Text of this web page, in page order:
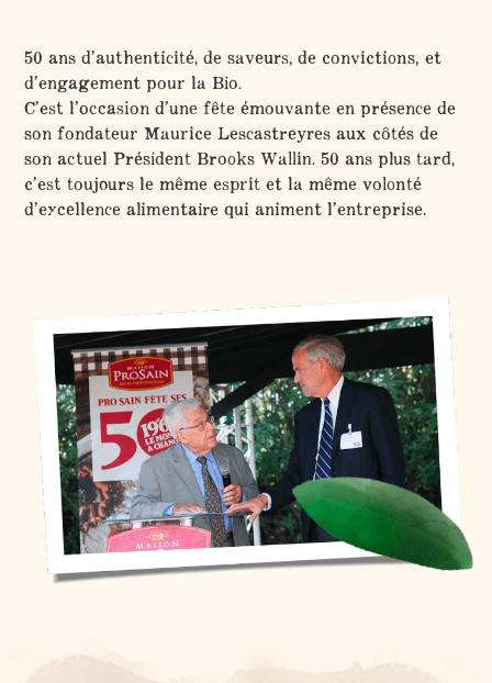
50 ans d’authenticité, de saveurs, de convictions, et
d’engagement pour la Bio.
C’est l’occasion d’une fête émouvante en présence de
son fondateur Maurice Lescastreyres aux côtés de
son actuel Président Brooks Wallin. 50 ans plus tard,
c’est toujours le même esprit et la même volonté
d’excellence alimentaire qui animent l’entreprise.